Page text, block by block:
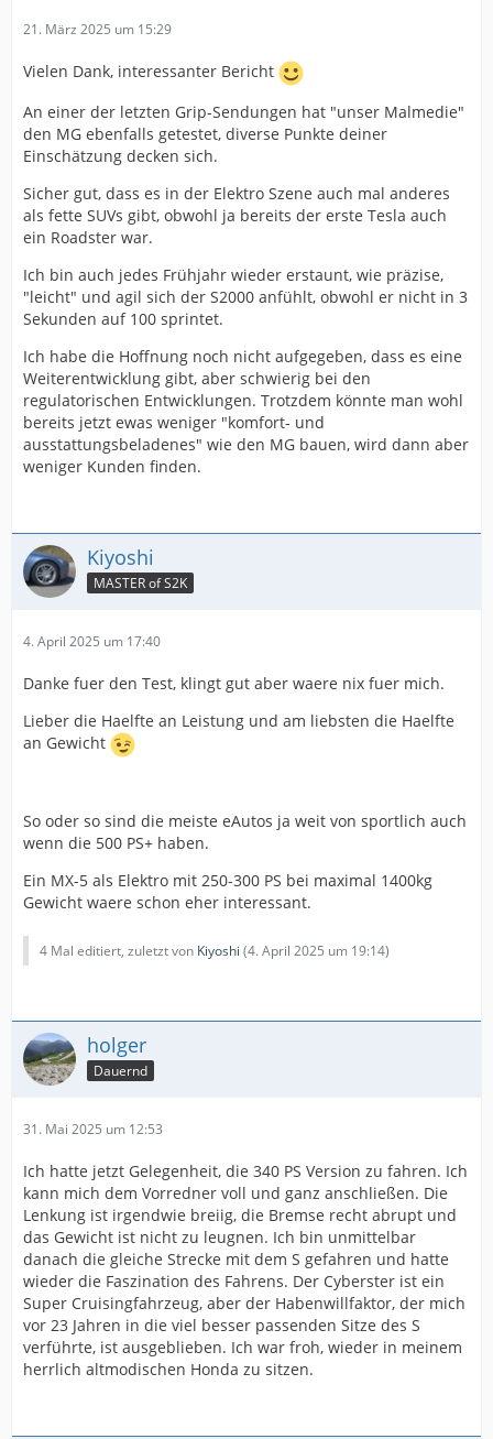
21. März 2025 um 15:29
Vielen Dank, interessanter Bericht
An einer der letzten Grip-Sendungen hat "unser Malmedie"
den MG ebenfalls getestet, diverse Punkte deiner
Einschätzung decken sich.
Sicher gut, dass es in der Elektro Szene auch mal anderes
als fette SUVs gibt, obwohl ja bereits der erste Tesla auch
ein Roadster war.
Ich bin auch jedes Frühjahr wieder erstaunt, wie präzise,
"leicht" und agil sich der S2000 anfühlt, obwohl er nicht in 3
Sekunden auf 100 sprintet.
Ich habe die Hoffnung noch nicht aufgegeben, dass es eine
Weiterentwicklung gibt, aber schwierig bei den
regulatorischen Entwicklungen. Trotzdem könnte man wohl
bereits jetzt ewas weniger "komfort- und
ausstattungsbeladenes" wie den MG bauen, wird dann aber
weniger Kunden finden.
Kiyoshi
MASTER of S2K
4. April 2025 um 17:40
Danke fuer den Test, klingt gut aber waere nix fuer mich.
Lieber die Haelfte an Leistung und am liebsten die Haelfte
an Gewicht
So oder so sind die meiste eAutos ja weit von sportlich auch
wenn die 500 PS+ haben.
Ein MX-5 als Elektro mit 250-300 PS bei maximal 1400kg
Gewicht waere schon eher interessant.
4 Mal editiert, zuletzt von Kiyoshi (4. April 2025 um 19:14)
holger
Dauernd
31. Mai 2025 um 12:53
Ich hatte jetzt Gelegenheit, die 340 PS Version zu fahren. Ich
kann mich dem Vorredner voll und ganz anschließen. Die
Lenkung ist irgendwie breiig, die Bremse recht abrupt und
das Gewicht ist nicht zu leugnen. Ich bin unmittelbar
danach die gleiche Strecke mit dem S gefahren und hatte
wieder die Faszination des Fahrens. Der Cyberster ist ein
Super Cruisingfahrzeug, aber der Habenwillfaktor, der mich
vor 23 Jahren in die viel besser passenden Sitze des S
verführte, ist ausgeblieben. Ich war froh, wieder in meinem
herrlich altmodischen Honda zu sitzen.